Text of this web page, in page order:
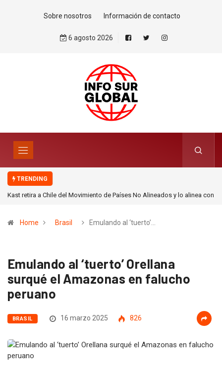
Sobre nosotros Información de contacto
6 agosto 2026
TRENDING
Kast retira a Chile del Movimiento de Países No Alineados y lo alinea con
Home Brasil Emulando al ‘tuerto’…
Emulando al ‘tuerto’ Orellana
surqué el Amazonas en falucho
peruano
BRASIL 16 marzo 2025 826